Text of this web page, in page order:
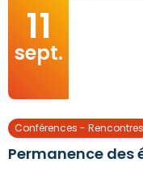
11
sept.
Conférences - Rencontres
Permanence des